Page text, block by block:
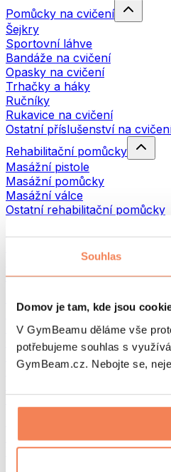
Souhlas
Domov je tam, kde jsou
V GymBeamu děláme vše
potřebujeme souhlas s
GymBeam.cz. Nebojte se,
Pomůcky na cvičení
Šejkry
Sportovní láhve
Bandáže na cvičení
Opasky na cvičení
Trhačky a háky
Ručníky
Rukavice na cvičení
Ostatní příslušenství na
Rehabilitační pomůcky
Masážní pistole
Masážní pomůcky
Masážní válce
Ostatní rehabilitační pomůcky
Batohy
Běh
Bojové sporty
Cyklistika
Jóga a pilates
Otužování
Turistika
Red Light Therapy
Vodní filtry a konvice